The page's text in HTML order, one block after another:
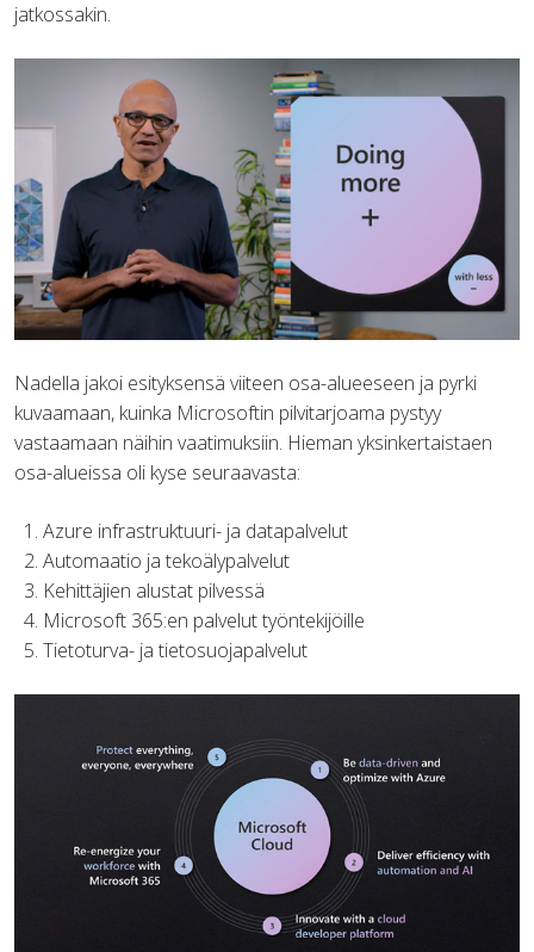
jatkossakin.
Nadella jakoi esityksensä viiteen osa-alueeseen ja pyrki
kuvaamaan, kuinka Microsoftin pilvitarjoama pystyy
vastaamaan näihin vaatimuksiin. Hieman yksinkertaistaen
osa-alueissa oli kyse seuraavasta:
Azure infrastruktuuri- ja datapalvelut
Automaatio ja tekoälypalvelut
Kehittäjien alustat pilvessä
Microsoft 365:en palvelut työntekijöille
Tietoturva- ja tietosuojapalvelut